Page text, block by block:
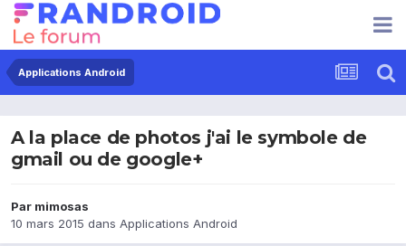
Applications Android
A la place de photos j'ai le symbole de
gmail ou de google+
Par mimosas
10 mars 2015 dans Applications Android